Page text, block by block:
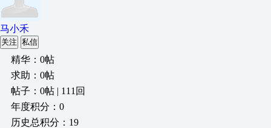
马小禾
关注 私信
精华：0帖
求助：0帖
帖子：0帖 | 111回
年度积分：0
历史总积分：19